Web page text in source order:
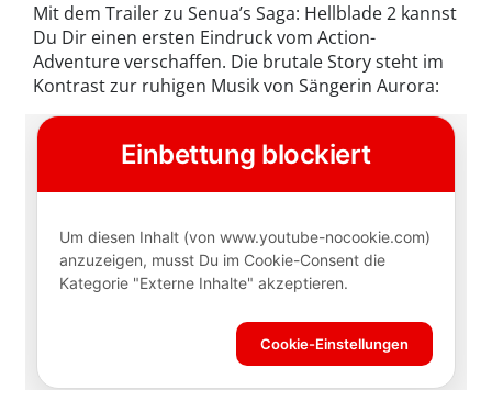
Mit dem Trailer zu Senua’s Saga: Hellblade 2 kannst
Du Dir einen ersten Eindruck vom Action-
Adventure verschaffen. Die brutale Story steht im
Kontrast zur ruhigen Musik von Sängerin Aurora: